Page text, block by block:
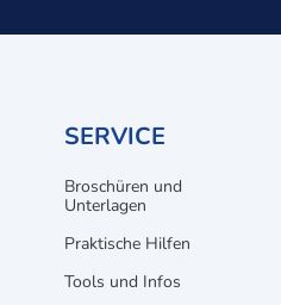
SERVICE
Broschüren und
Unterlagen
Praktische Hilfen
Tools und Infos